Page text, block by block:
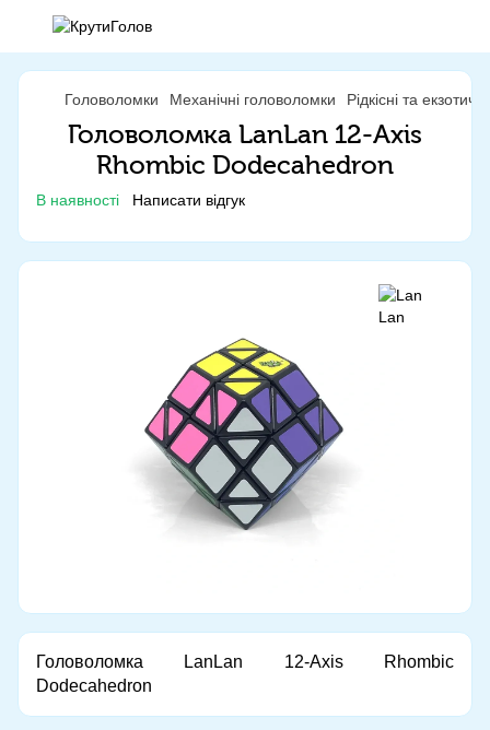
Головоломки Механічні головоломки Рідкісні та
Головоломка LanLan 12-Axis
Rhombic Dodecahedron
В наявності Написати відгук
Головоломка LanLan 12-Axis Rhombic
Dodecahedron